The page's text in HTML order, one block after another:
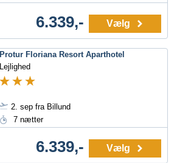
6.339,- Vælg
Protur Floriana Resort Aparthotel
Lejlighed
2. sep fra Billund
7 nætter
6.339,- Vælg